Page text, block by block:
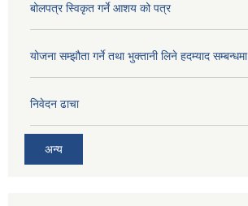
बोलपत्र स्विकृत गर्ने आशय को पत्र
योजना सम्झौता गर्ने तथा भुक्तानी लिने हदम्याद सम्बन्धमा
निवेदन ढाचा
अन्य